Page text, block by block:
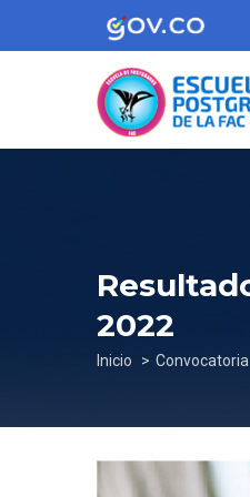
2022
de
ayuda
Inicio Convocatoria